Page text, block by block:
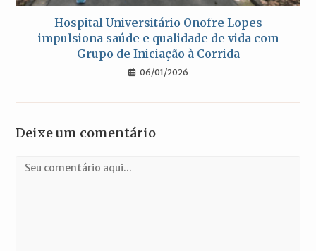
Hospital Universitário Onofre Lopes
impulsiona saúde e qualidade de vida com
Grupo de Iniciação à Corrida
06/01/2026
Deixe um comentário
Comentário